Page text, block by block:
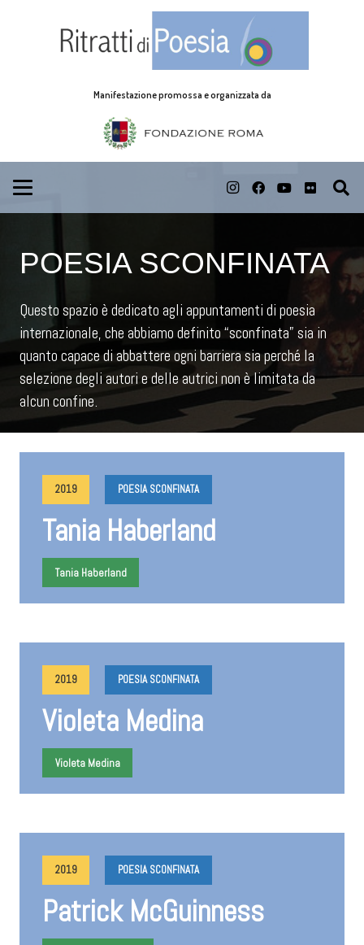
Manifestazione promossa e organizzata da
POESIA SCONFINATA
Questo spazio è dedicato agli appuntamenti di poesia
internazionale, che abbiamo definito “sconfinata” sia in
quanto capace di abbattere ogni barriera sia perché la
selezione degli autori e delle autrici non è limitata da
alcun confine.
2019 POESIA SCONFINATA
Tania Haberland
Tania Haberland
2019 POESIA SCONFINATA
Violeta Medina
Violeta Medina
2019 POESIA SCONFINATA
Patrick McGuinness